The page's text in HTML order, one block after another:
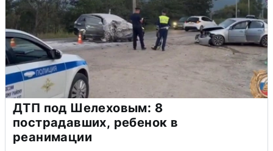
ДТП под Шелеховым: 8
пострадавших, ребенок в
реанимации